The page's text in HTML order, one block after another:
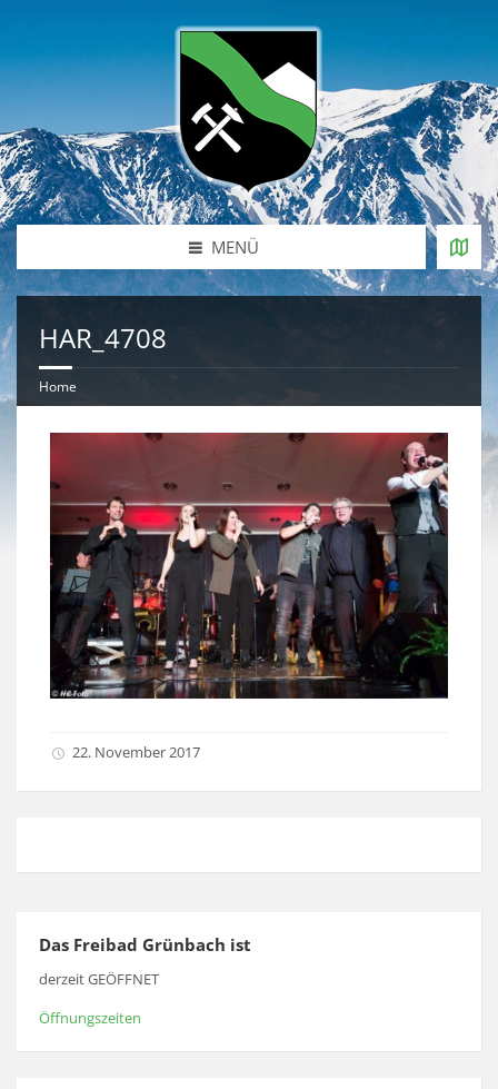
MENÜ
HAR_4708
Home
22. November 2017
Das Freibad Grünbach ist
derzeit GEÖFFNET
Öffnungszeiten